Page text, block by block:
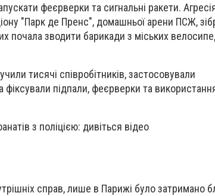
феєрверки та сигнальні ракети.
"Парк де Пренс", домашньої арени ПСЖ,
почала зводити барикади з міських
тисячі співробітників, застосовували
фіксували підпали, феєрверки та
з поліцією: дивіться відео
справ, лише в Парижі було затримано